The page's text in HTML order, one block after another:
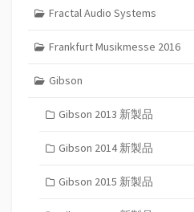
Fractal Audio Systems
Frankfurt Musikmesse 2016
Gibson
Gibson 2013 新製品
Gibson 2014 新製品
Gibson 2015 新製品